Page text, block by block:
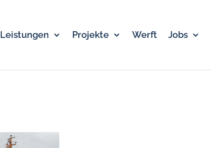
Leistungen Projekte Werft Jobs